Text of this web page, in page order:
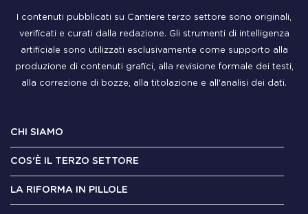
I contenuti pubblicati su Cantiere terzo settore sono originali,
verificati e curati dalla redazione. Gli strumenti di intelligenza
artificiale sono utilizzati esclusivamente come supporto alla
produzione di contenuti grafici, alla revisione formale dei testi,
alla correzione di bozze, alla titolazione e all'analisi dei dati.
CHI SIAMO
COS'È IL TERZO SETTORE
LA RIFORMA IN PILLOLE